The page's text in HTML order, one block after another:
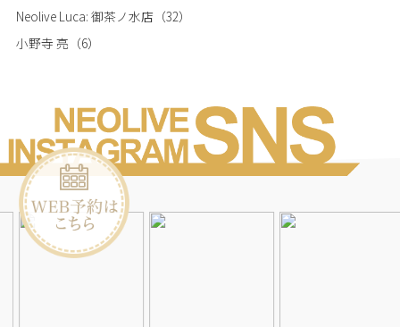
Neolive Luca: 御茶ノ水店 （32）
小野寺 亮 （6）